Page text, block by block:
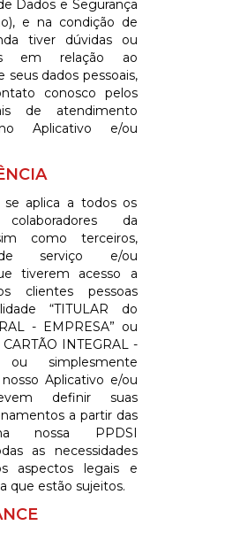
Dados e Segurança
e na condição de
tiver dúvidas ou
em relação ao
dados pessoais,
conosco pelos
de atendimento
Aplicativo e/ou
se aplica a todos os
da
como terceiros,
de serviço e/ou
tiverem acesso a
clientes pessoas
“TITULAR do
- EMPRESA” ou
CARTÃO INTEGRAL -
simplesmente
Aplicativo e/ou
definir suas
a partir das
nossa PPDSI
as necessidades
aspectos legais e
que estão sujeitos.